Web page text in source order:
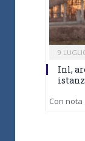
9
Inl,
Con